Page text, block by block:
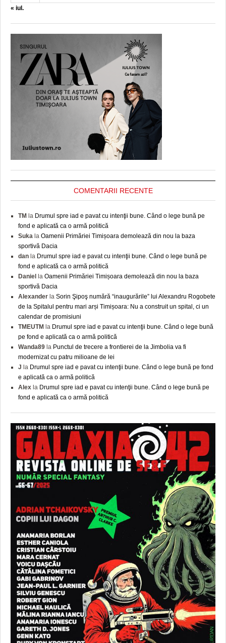
« iul.
COMENTARII RECENTE
TM la Drumul spre iad e pavat cu intenţii bune. Când o lege bună pe
fond e aplicată ca o armă politică
Suka la Oamenii Primăriei Timișoara demolează din nou la baza
sportivă Dacia
dan la Drumul spre iad e pavat cu intenţii bune. Când o lege bună pe
fond e aplicată ca o armă politică
Daniel
la Oamenii Primăriei Timișoara demolează din nou la baza
sportivă Dacia
Alexander la Sorin Şipoş numără “inaugurările” lui Alexandru Rogobete
de la Spitalul pentru mari arși Timișoara: Nu a construit un spital, ci un
calendar de promisiuni
TMEUTM la Drumul spre iad e pavat cu intenţii bune. Când o lege bună
pe fond e aplicată ca o armă politică
Wanda89 la Punctul de trecere a frontierei de la Jimbolia va fi
modernizat cu patru milioane de lei
J la Drumul spre iad e pavat cu intenţii bune. Când o lege bună pe fond
e aplicată ca o armă politică
Alex la Drumul spre iad e pavat cu intenţii bune. Când o lege bună pe
fond e aplicată ca o armă politică